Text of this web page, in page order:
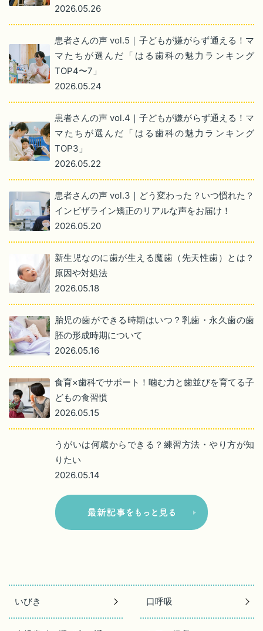
2026.05.26
患者さんの声 vol.5｜子どもが嫌がらず通える！マ
マたちが選んだ「はる歯科の魅力ランキング
TOP4〜7」
2026.05.24
患者さんの声 vol.4｜子どもが嫌がらず通える！マ
マたちが選んだ「はる歯科の魅力ランキング
TOP3」
2026.05.22
患者さんの声 vol.3｜どう変わった？いつ慣れた？
インビザライン矯正のリアルな声をお届け！
2026.05.20
新生児なのに歯が生える魔歯（先天性歯）とは？
原因や対処法
2026.05.18
胎児の歯ができる時期はいつ？乳歯・永久歯の歯
胚の形成時期について
2026.05.16
食育×歯科でサポート！噛む力と歯並びを育てる子
どもの食習慣
2026.05.15
うがいは何歳からできる？練習方法・やり方が知
りたい
2026.05.14
いびき 口呼吸